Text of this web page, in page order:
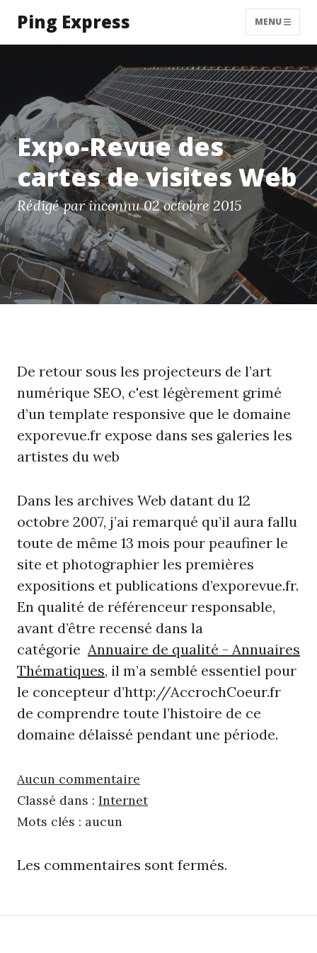
Ping Express MENU
Expo-Revue des
cartes de visites Web
Rédigé par inconnu02 octobre 2015
De retour sous les projecteurs de l’art
numérique SEO, c'est légèrement grimé
d’un template responsive que le domaine
exporevue.fr expose dans ses galeries les
artistes du web
Dans les archives Web datant du 12
octobre 2007, j’ai remarqué qu’il aura fallu
toute de même 13 mois pour peaufiner le
site et photographier les premières
expositions et publications d’exporevue.fr.
En qualité de référenceur responsable,
avant d’être recensé dans la
catégorie Annuaire de qualité - Annuaires
Thématiques, il m’a semblé essentiel pour
le concepteur d’http://AccrochCoeur.fr
de comprendre toute l’histoire de ce
domaine délaissé pendant une période.
Aucun commentaire
Classé dans : Internet
Mots clés : aucun
Les commentaires sont fermés.